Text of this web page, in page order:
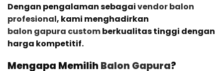
Dengan pengalaman sebagaivendor balon
profesional, kami menghadirkan
balon gapura customberkualitas tinggi dengan
harga kompetitif.
Mengapa Memilih Balon Gapura?